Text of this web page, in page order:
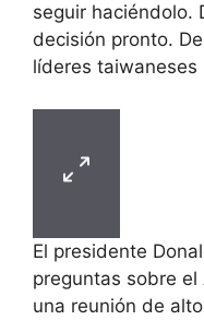
seguir haciéndolo.
decisión pronto.
líderes taiwaneses
El presidente
preguntas sobre el
una reunión de